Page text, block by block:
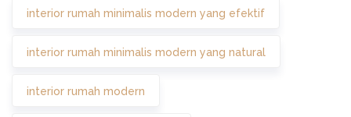
interior rumah minimalis modern yang efektif
interior rumah minimalis modern yang natural
interior rumah modern